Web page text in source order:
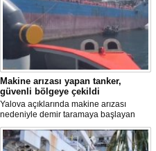
Makine arızası yapan tanker,
güvenli bölgeye çekildi
Yalova açıklarında makine arızası
nedeniyle demir taramaya başlayan
tanker, römorkör eşliğinde güvenli
şekilde demirleme sahasına alındı.